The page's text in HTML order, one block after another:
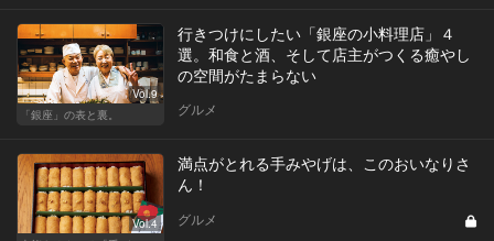
Vol.9
「銀座」の表と裏。
行きつけにしたい「銀座の小料理店」４
選。和食と酒、そして店主がつくる癒やし
の空間がたまらない
グルメ
Vol.4
満点がとれる手みやげは、このおいなりさ
ん！
グルメ